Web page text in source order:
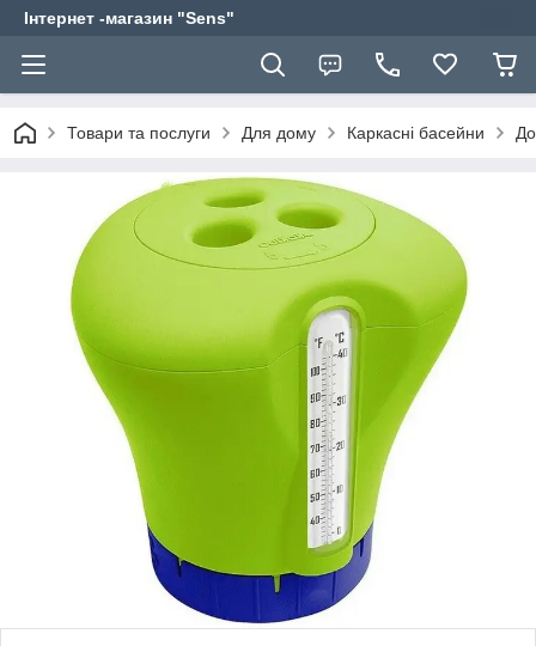
Інтернет -магазин "Sens"
Товари та послуги Для дому Каркасні басейни